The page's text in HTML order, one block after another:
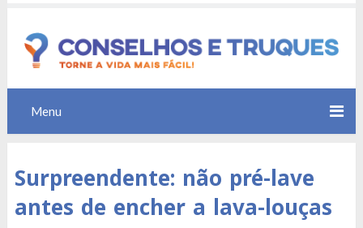
Menu
Surpreendente: não pré-lave
antes de encher a lava-louças